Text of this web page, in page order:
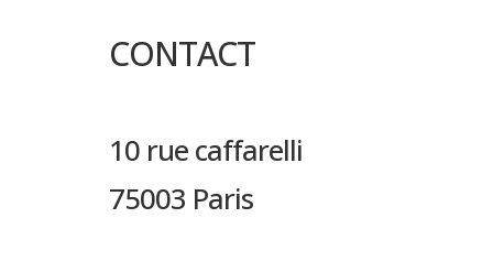
CONTACT
10 rue caffarelli
75003 Paris